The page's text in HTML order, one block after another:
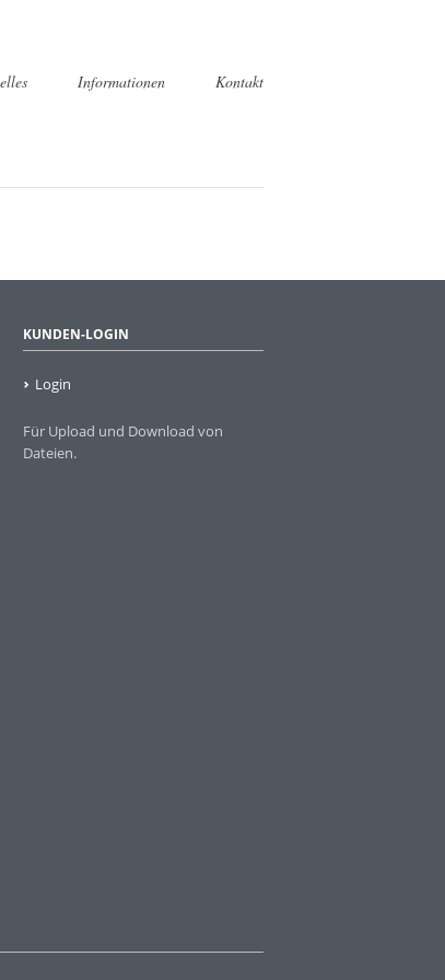
Informationen Kontakt
KUNDEN-LOGIN
Login
Für Upload und Download von
Dateien.